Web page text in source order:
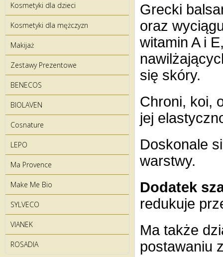
Kosmetyki dla dzieci
Kosmetyki dla mężczyzn
Makijaż
Zestawy Prezentowe
BENECOS
BIOLAVEN
Cosnature
LEPO
Ma Provence
Make Me Bio
SYLVECO
VIANEK
ROSADIA
Grecki
oraz
witamin A i
się skóry.
Chroni, koi,
jej
Doskonale
warstwy.
Dodatek
redukuje
Ma także
postawaniu